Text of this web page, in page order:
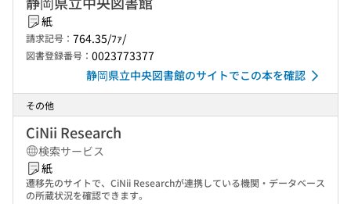
紙
請求記号： 764.35/ﾌｧ/
図書登録番号： 0023773377
静岡県立中央図書館のサイトでこの本を確認
その他
CiNii Research
検索サービス
紙
遷移先のサイトで、CiNii Researchが連携している機関・データベース
の所蔵状況を確認できます。